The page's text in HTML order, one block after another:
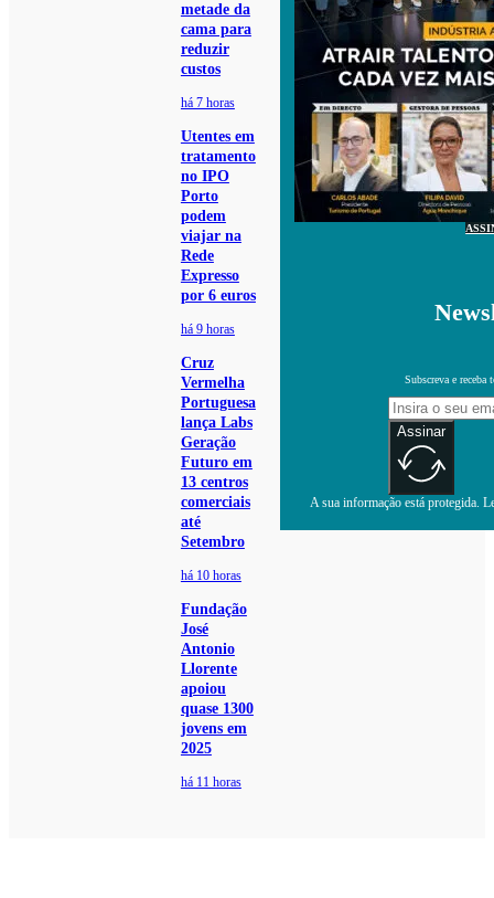
metade da
cama para
reduzir
custos
há 7 horas
Utentes em
tratamento
no IPO
Porto
podem
viajar na
Rede
Expresso
por 6 euros
há 9 horas
Cruz
Vermelha
Portuguesa
lança Labs
Geração
Futuro em
13 centros
comerciais
até
Setembro
há 10 horas
Fundação
José
Antonio
Llorente
apoiou
quase 1300
jovens em
2025
há 11 horas
Subscreva e receba
Assinar
A sua informação está protegida.